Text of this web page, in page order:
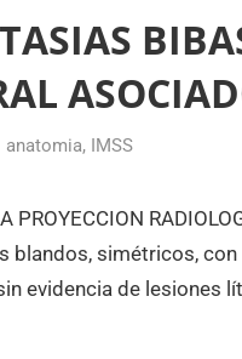
anatomia, IMSS
PROYECCION
blandos, simétricos,
evidencia de lesiones